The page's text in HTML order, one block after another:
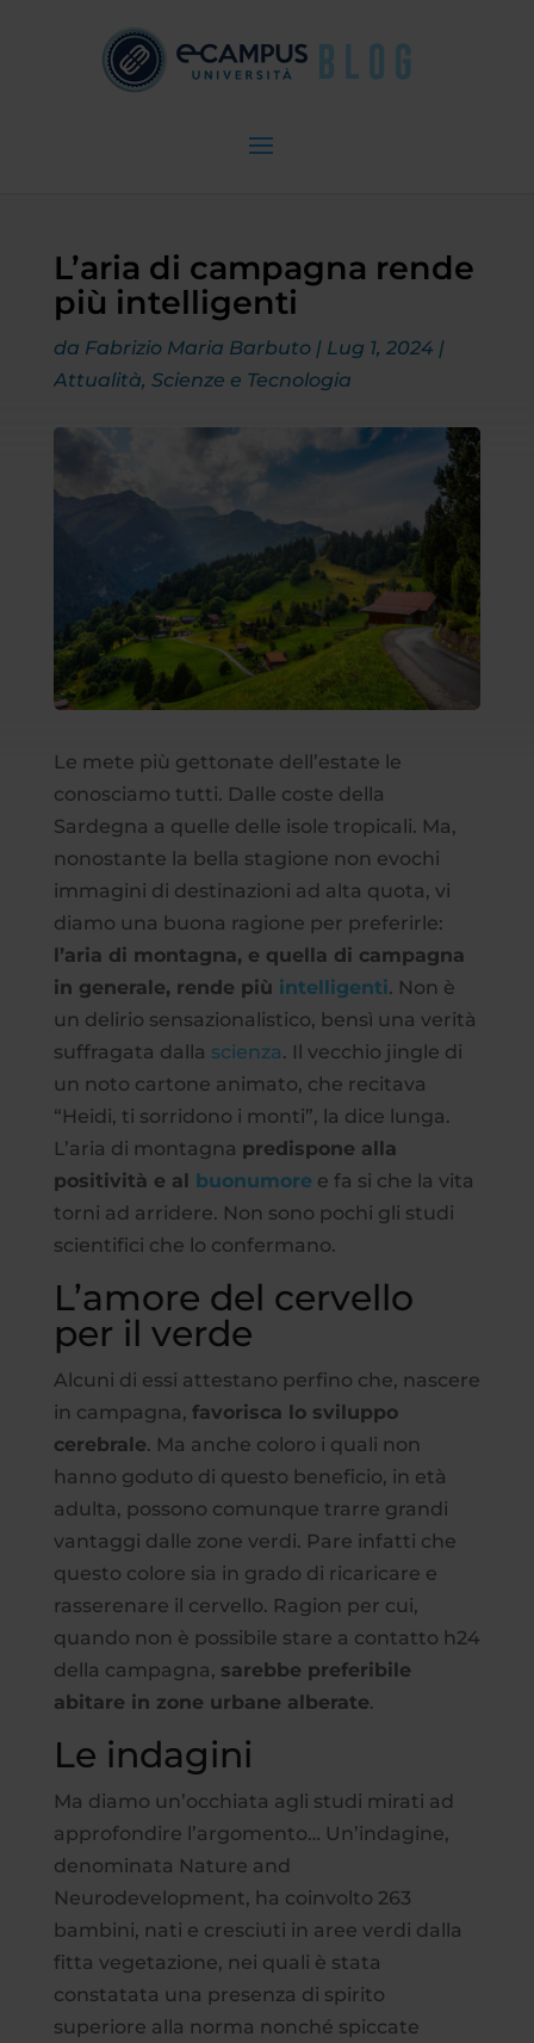
L’aria di campagna rende
più intelligenti
da Fabrizio Maria Barbuto| Lug 1, 2024 |
Attualità, Scienze e Tecnologia
Le mete più gettonate dell’estate le
conosciamo tutti. Dalle coste della
Sardegna a quelle delle isole tropicali. Ma,
nonostante la bella stagione non evochi
immagini di destinazioni ad alta quota, vi
diamo una buona ragione per preferirle:
l’aria di montagna, e quella di campagna
in generale, rende più intelligenti. Non è
un delirio sensazionalistico, bensì una verità
suffragata dalla scienza. Il vecchio jingle di
un noto cartone animato, che recitava
“Heidi, ti sorridono i monti”, la dice lunga.
L’aria di montagna predispone alla
positività e al buonumoree fa si che la vita
torni ad arridere. Non sono pochi gli studi
scientifici che lo confermano.
L’amore del cervello
per il verde
Alcuni di essi attestano perfino che, nascere
in campagna, favorisca lo sviluppo
cerebrale. Ma anche coloro i quali non
hanno goduto di questo beneficio, in età
adulta, possono comunque trarre grandi
vantaggi dalle zone verdi. Pare infatti che
questo colore sia in grado di ricaricare e
rasserenare il cervello. Ragion per cui,
quando non è possibile stare a contatto h24
della campagna, sarebbe preferibile
abitare in zone urbane alberate.
Le indagini
Ma diamo un’occhiata agli studi mirati ad
approfondire l’argomento… Un’indagine,
denominata Nature and
Neurodevelopment, ha coinvolto 263
bambini, nati e cresciuti in aree verdi dalla
fitta vegetazione, nei quali è stata
constatata una presenza di spirito
superiore alla norma nonché spiccate